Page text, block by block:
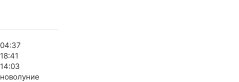
04:37
18:41
14:03
новолуние